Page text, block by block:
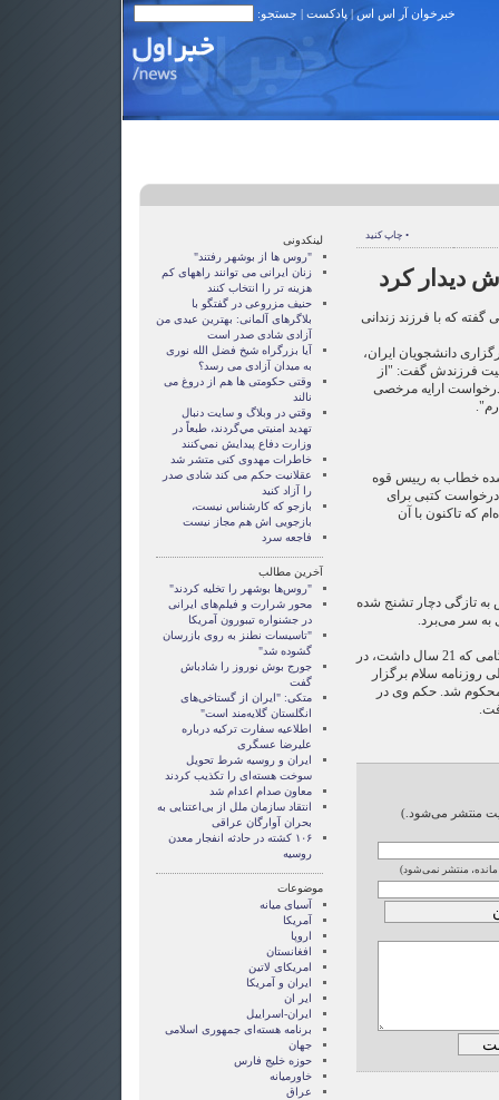
خبرخوان آر اس اس| پادکست | جستجو:
• چاپ کنید
دیدار کرد
گفته که با فرزند زندانی
دانشجویان ایران،
فرزندش گفت: "از
ارایه مرخصی
شده خطاب به رییس قوه
درخواست كتبی برای
كه تاكنون با آن
به تازگی دچار تشنج شده
سر می‌برد.
احمد باطبی در تیرماه 1378 ، هنگامی که 21 سال داشت، در
روزنامه سلام برگزار
محکوم شد. حکم وی در
منتشر می‌شود.)
مانده، منتشر نمی‌شود)
لینکدونی
"روس ها از بوشهر رفتند"
زنان ايرانی می توانند راههای کم
هزينه تر را انتخاب کنند
حنیف مزروعی در گفتگو با
بلاگرهای آلمانی: بهترین عیدی من
آزادی شادی صدر است
آيا بزرگراه شيخ فضل الله نوری
به ميدان آزادی می رسد؟
وقتی حکومتی ها هم از دروغ می
نالند
وقتي در وبلاگ و سايت دنبال
تهديد امنيتي مي‌گردند، طبعاً در
وزارت دفاع پيدايش نمي‌كنند
خاطرات مهدوی كنی متشر شد
عقلانيت حکم می کند شادی صدر
را آزاد کنيد
بازجو که کارشناس نیست،
بازجویی اش هم مجاز نیست
فاجعه سرد
آخرین مطالب
"روس‌ها بوشهر را تخلیه کردند"
محور شرارت و فیلم‌های ایرانی
در جشنواره تیبورون آمریکا
"تاسیسات نطنز به روی بازرسان
گشوده شد"
جورج بوش نوروز را شادباش
گفت
متکی: "ایران از گستاخی‌های
انگلستان گلایه‌مند است"
اطلاعیه سفارت ترکیه درباره
علیرضا عسگری
ایران و روسیه شرط تحویل
سوخت هسته‌ای را تکذیب کردند
معاون صدام اعدام شد
انتقاد سازمان ملل از بی‌اعتنایی به
بحران آوارگان عراقی
۱۰۶ کشته در حادثه انفجار معدن
روسیه
موضوعات
آسيای ميانه
آمریکا
اروپا
افغانستان
امریکای لاتین
ايران و آمريکا
ایر ان
ایران-اسراییل
برنامه هسته‌ای جمهوری اسلامی
جهان
حوزه خلیج فارس
خاورمیانه
عراق